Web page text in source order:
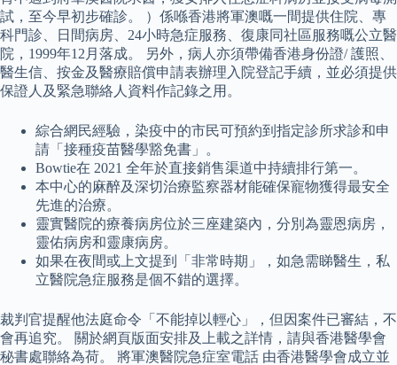
試，至今早初步確診。 ）係喺香港將軍澳嘅一間提供住院、專
科門診、日間病房、24小時急症服務、復康同社區服務嘅公立醫
院，1999年12月落成。 另外，病人亦須帶備香港身份證/ 護照、
醫生信、按金及醫療賠償申請表辦理入院登記手續，並必須提供
保證人及緊急聯絡人資料作記錄之用。
綜合網民經驗，染疫中的市民可預約到指定診所求診和申
請「接種疫苗醫學豁免書」。
Bowtie在 2021 全年於直接銷售渠道中持續排行第一。
本中心的麻醉及深切治療監察器材能確保寵物獲得最安全
先進的治療。
靈實醫院的療養病房位於三座建築內，分別為靈恩病房，
靈佑病房和靈康病房。
如果在夜間或上文提到「非常時期」，如急需睇醫生，私
立醫院急症服務是個不錯的選擇。
裁判官提醒他法庭命令「不能掉以輕心」，但因案件已審結，不
會再追究。 關於網頁版面安排及上載之詳情，請與香港醫學會
秘書處聯絡為荷。 將軍澳醫院急症室電話 由香港醫學會成立並